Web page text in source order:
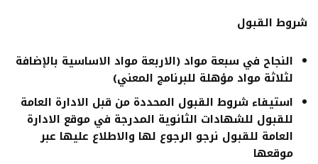
شروط القبول
النجاح في سبعة مواد (الاربعة مواد الاساسية بالإضافة
لثلاثة مواد مؤهلة للبرنامج المعني)
استيفاء شروط القبول المحددة من قبل الادارة العامة
للقبول للشهادات الثانوية المدرجة في موقع الادارة
العامة للقبول نرجو الرجوع لها والاطلاع عليها عبر
موقعها